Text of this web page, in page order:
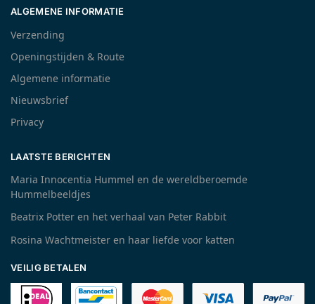
ALGEMENE INFORMATIE
Verzending
Openingstijden & Route
Algemene informatie
Nieuwsbrief
Privacy
LAATSTE BERICHTEN
Maria Innocentia Hummel en de wereldberoemde
Hummelbeeldjes
Beatrix Potter en het verhaal van Peter Rabbit
Rosina Wachtmeister en haar liefde voor katten
VEILIG BETALEN